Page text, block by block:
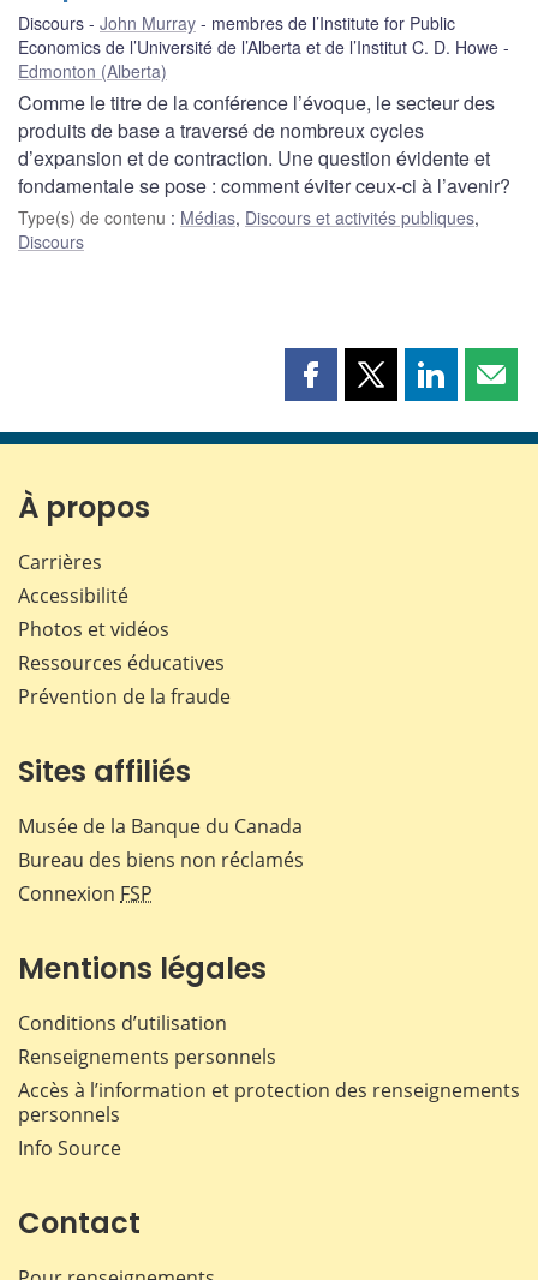
Discours John Murray
membres de l’Institute for Public
Economics de l’Université de l’Alberta et de l’Institut C. D. Howe
Edmonton (Alberta)
Comme le titre de la conférence l’évoque, le secteur des
produits de base a traversé de nombreux cycles
d’expansion et de contraction. Une question évidente et
fondamentale se pose : comment éviter ceux-ci à l’avenir?
Type(s) de contenu : Médias, Discours et activités publiques,
Discours
Partager
page
Partager
page
Partager
page page
À propos
Carrières
Accessibilité
Photos et vidéos
Ressources éducatives
Prévention de la fraude
Sites affiliés
Musée de la Banque du Canada
Bureau des biens non réclamés
Connexion FSP
Mentions légales
Conditions d’utilisation
Renseignements personnels
Accès à l’information et protection des renseignements
personnels
Info Source
Contact